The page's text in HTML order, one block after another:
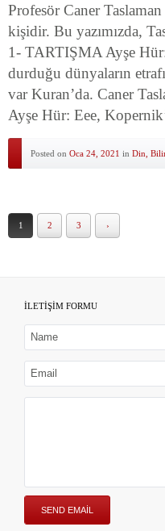
Profesör Caner
kişidir. Bu yazımızda,
1- TARTIŞMA Ayşe Hür:
durduğu dünyaların
var Kuran’da. Caner
Ayşe Hür: Eee,
Posted on Oca 24, 2021 in Din,
1 2 3 ›
İLETİŞİM FORMU